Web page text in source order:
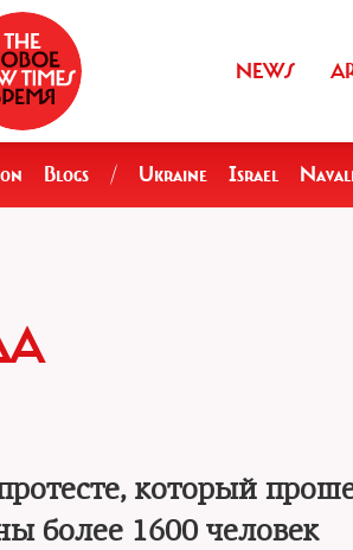
NEWS
Blogs / Ukraine Israel
который
более 1600 человек